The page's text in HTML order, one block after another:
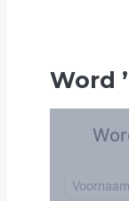
Word ’